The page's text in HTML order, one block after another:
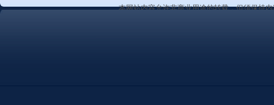
本网站内容允许非商业用途的转载，但须保持